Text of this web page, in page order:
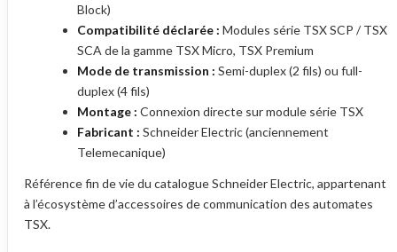
Block)
Compatibilité déclarée : Modules série TSX SCP / TSX
SCA de la gamme TSX Micro, TSX Premium
Mode de transmission : Semi-duplex (2 fils) ou full-
duplex (4 fils)
Montage : Connexion directe sur module série TSX
Fabricant : Schneider Electric (anciennement
Telemecanique)
Référence fin de vie du catalogue Schneider Electric, appartenant
à l’écosystème d’accessoires de communication des automates
TSX.